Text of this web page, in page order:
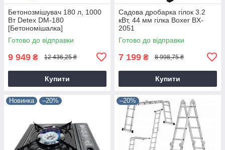
Бетонозмішувач 180 л, 1000
Вт Detex DM-180
[Бетономішалка]
Готово до відправки
9 949 ₴ 12 436,25 ₴
Купити
Садова дробарка гілок 3.2
кВт, 44 мм гілка Boxer BX-
2051
Готово до відправки
7 199 ₴ 8 998,75 ₴
Купити
Новинка –20% –20%